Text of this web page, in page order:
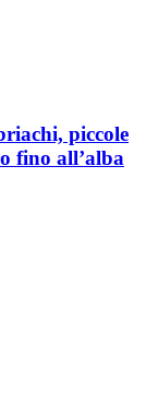
piccole
fino all’alba